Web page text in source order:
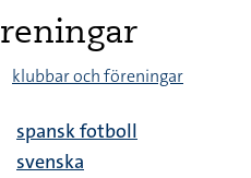
klubbar och föreningar
spansk fotboll
svenska